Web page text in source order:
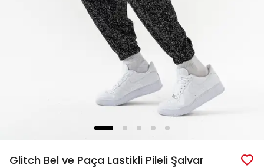
Glitch Bel ve Paça Lastikli Pileli Şalvar